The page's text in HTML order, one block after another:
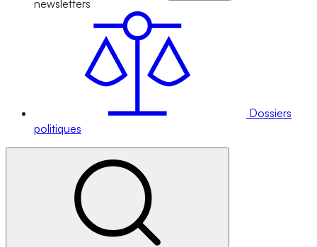
newsletters
Dossiers
politiques